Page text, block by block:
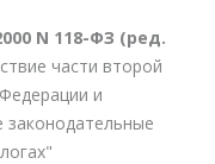
N 118-ФЗ (ред.
части второй
и
законодательные